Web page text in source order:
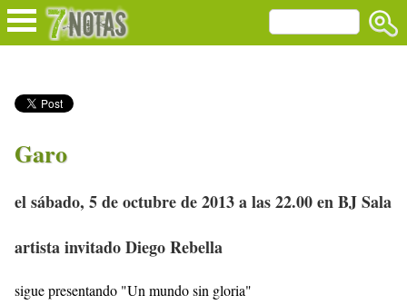
Garo
el sábado, 5 de octubre de 2013 a las 22.00 en BJ Sala
artista invitado Diego Rebella
sigue presentando "Un mundo sin gloria"